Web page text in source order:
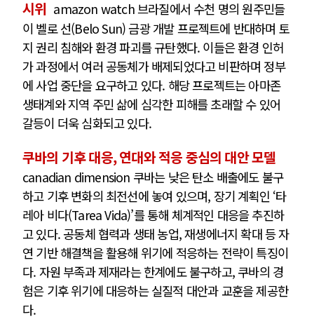
시위 amazon watch 브라질에서 수천 명의 원주민들
이 벨로 선(Belo Sun) 금광 개발 프로젝트에 반대하며 토
지 권리 침해와 환경 파괴를 규탄했다. 이들은 환경 인허
가 과정에서 여러 공동체가 배제되었다고 비판하며 정부
에 사업 중단을 요구하고 있다. 해당 프로젝트는 아마존
생태계와 지역 주민 삶에 심각한 피해를 초래할 수 있어
갈등이 더욱 심화되고 있다.
쿠바의 기후 대응, 연대와 적응 중심의 대안 모델
canadian dimension 쿠바는 낮은 탄소 배출에도 불구
하고 기후 변화의 최전선에 놓여 있으며, 장기 계획인 ‘타
레아 비다(Tarea Vida)’를 통해 체계적인 대응을 추진하
고 있다. 공동체 협력과 생태 농업, 재생에너지 확대 등 자
연 기반 해결책을 활용해 위기에 적응하는 전략이 특징이
다. 자원 부족과 제재라는 한계에도 불구하고, 쿠바의 경
험은 기후 위기에 대응하는 실질적 대안과 교훈을 제공한
다.